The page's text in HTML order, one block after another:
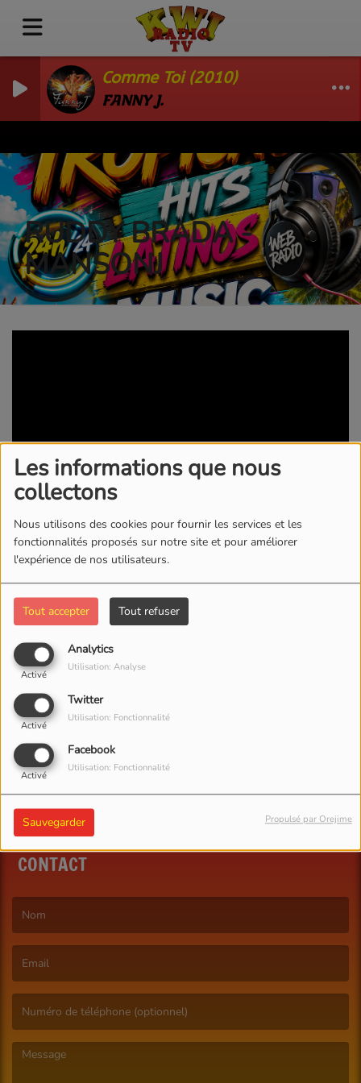
Les informations que nous
collectons
Nous utilisons des cookies pour fournir les services et les
fonctionnalités proposés sur notre site et pour améliorer
l'expérience de nos utilisateurs.
Tout accepter Tout refuser
Analytics
Activé
Utilisation: Analyse
Twitter
Activé
Utilisation: Fonctionnalité
Facebook
Activé
Utilisation: Fonctionnalité
Sauvegarder Propulsé par Orejime
Comme Toi (2010)
FANNY J.
RUDDY BRADA -
MANSONJ
15 NOVEMBRE 2018 - 4202 VUES
KWI RADIO/TV
Commentaires(0)
SE CONNECTER
CONTACT